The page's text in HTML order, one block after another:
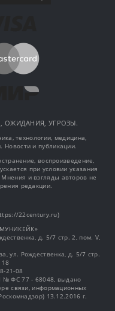
ОЖИДАНИЯ, УГРОЗЫ.
технологии, медицина,
Новости и публикации.
воспроизведение,
при условии указания
и взгляды авторов не
редакции.
22century.ru)
д. 5/7 стр. 2, пом. V,
ул. Рождественка, д. 5/7 стр.
21-08
№ ФС 77 - 68048, выдано
связи, информационных
13.12.2016 г.